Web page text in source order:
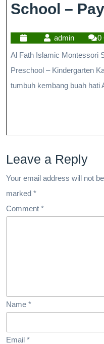
School –
admin 0
Al Fath Islamic Montessori
Preschool – Kindergarten
tumbuh kembang buah hati
Leave a Reply
Your email address will not
marked *
Comment *
Name *
Email *